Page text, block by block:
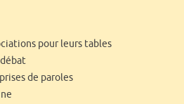
pour leurs tables
de paroles